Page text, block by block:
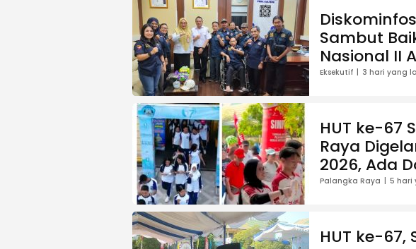
Sambut
Nasional II
Eksekutif 3 hari yang
HUT ke-67
Raya
2026, Ada
Jalan
Palangka Raya 5 hari
HUT ke-67,